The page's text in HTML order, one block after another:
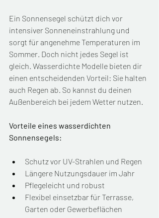
Ein Sonnensegel schützt dich vor
intensiver Sonneneinstrahlung und
sorgt für angenehme Temperaturen im
Sommer. Doch nicht jedes Segel ist
gleich. Wasserdichte Modelle bieten dir
einen entscheidenden Vorteil: Sie halten
auch Regen ab. So kannst du deinen
Außenbereich bei jedem Wetter nutzen.
Vorteile eines wasserdichten
Sonnensegels:
Schutz vor UV-Strahlen und Regen
Längere Nutzungsdauer im Jahr
Pflegeleicht und robust
Flexibel einsetzbar für Terrasse,
Garten oder Gewerbeflächen